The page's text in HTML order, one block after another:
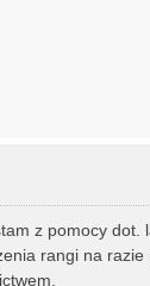
z pomocy dot.
rangi na